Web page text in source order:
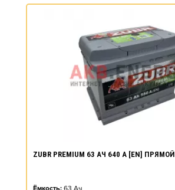
ZUBR PREMIUM 63 АЧ 640 А [EN] ПРЯМОЙ